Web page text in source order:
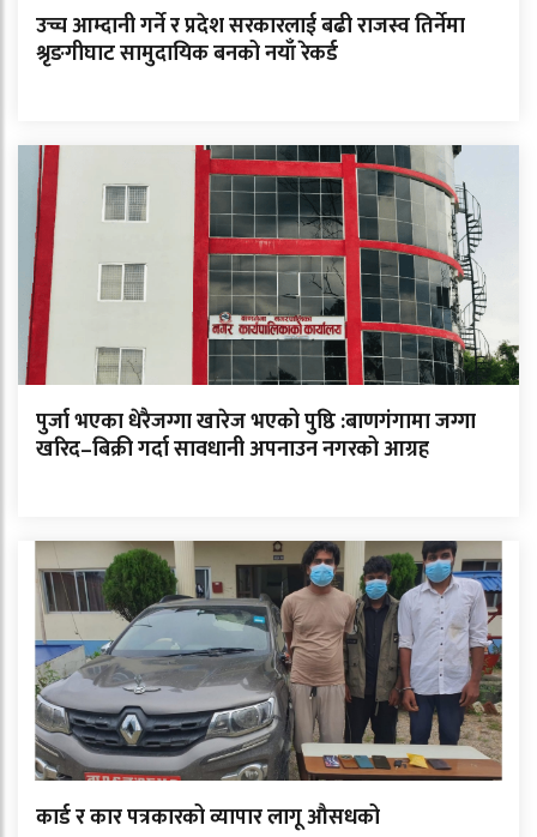
उच्च आम्दानी गर्ने र प्रदेश सरकारलाई बढी राजस्व तिर्नेमा
श्रृङगीघाट सामुदायिक बनको नयाँ रेकर्ड
पुर्जा भएका धेरैजग्गा खारेज भएको पुष्ठि :बाणगंगामा जग्गा
खरिद–बिक्री गर्दा सावधानी अपनाउन नगरको आग्रह
कार्ड र कार पत्रकारको व्यापार लागू औसधको